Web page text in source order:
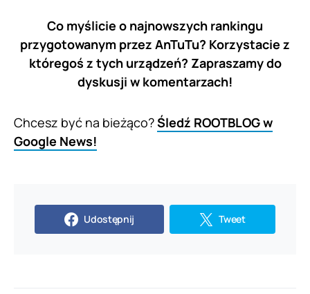
Co myślicie o najnowszych rankingu
przygotowanym przez AnTuTu? Korzystacie z
któregoś z tych urządzeń? Zapraszamy do
dyskusji w komentarzach!
Chcesz być na bieżąco?Śledź ROOTBLOG w
Google News!
Udostępnij Tweet